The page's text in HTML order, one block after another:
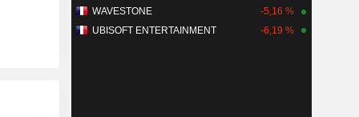
WAVESTONE
-5,16 %
UBISOFT ENTERTAINMENT
-6,19 %